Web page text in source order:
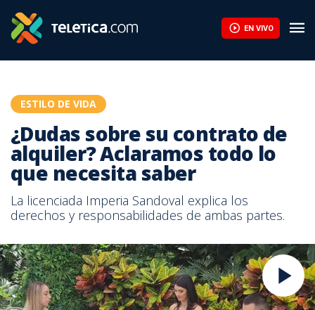
EN VIVO
ESTILO DE VIDA
¿Dudas sobre su contrato de
alquiler? Aclaramos todo lo
que necesita saber
La licenciada Imperia Sandoval explica los
derechos y responsabilidades de ambas partes.